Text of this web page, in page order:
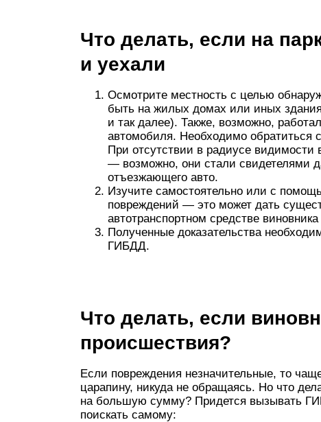
Что делать, если на
и уехали
Осмотрите местность с целью
быть на жилых домах или иных
и так далее). Также, возможно,
автомобиля. Необходимо обратиться
При отсутствии в радиусе
— возможно, они стали свидетелями
отъезжающего авто.
Изучите самостоятельно или с
повреждений — это может дать
автотранспортном средстве
Полученные доказательства
ГИБДД.
Что делать, если
происшествия?
Если повреждения незначительные, то
царапину, никуда не обращаясь. Но что
на большую сумму? Придется вызывать
поискать самому: